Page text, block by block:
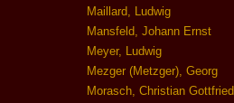
Maillard, Ludwig
Mansfeld, Johann Ernst
Meyer, Ludwig
Mezger (Metzger), Georg
Morasch, Christian Gottfried